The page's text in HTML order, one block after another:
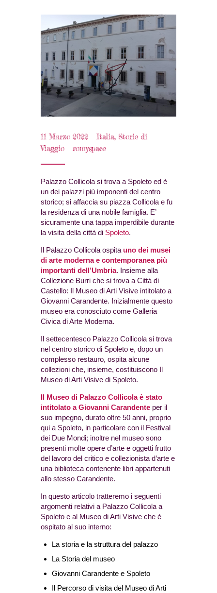
11 Marzo 2022 Italia, Storie di
Viaggio
romyspace
Palazzo Collicola si trova a Spoleto ed è
un dei palazzi più imponenti del centro
storico; si affaccia su piazza Collicola e fu
la residenza di una nobile famiglia. E’
sicuramente una tappa imperdibile durante
la visita della città di Spoleto.
Il Palazzo Collicola ospita uno dei musei
di arte moderna e contemporanea più
importanti dell’Umbria. Insieme alla
Collezione Burri che si trova a Città di
Castello: Il Museo di Arti Visive intitolato a
Giovanni Carandente. Inizialmente questo
museo era conosciuto come Galleria
Civica di Arte Moderna.
Il settecentesco Palazzo Collicola si trova
nel centro storico di Spoleto e, dopo un
complesso restauro, ospita alcune
collezioni che, insieme, costituiscono Il
Museo di Arti Visive di Spoleto.
Il Museo di Palazzo Collicola è stato
intitolato a Giovanni Carandente per il
suo impegno, durato oltre 50 anni, proprio
qui a Spoleto, in particolare con il Festival
dei Due Mondi; inoltre nel museo sono
presenti molte opere d’arte e oggetti frutto
del lavoro del critico e collezionista d’arte e
una biblioteca contenente libri appartenuti
allo stesso Carandente.
In questo articolo tratteremo i seguenti
argomenti relativi a Palazzo Collicola a
Spoleto e al Museo di Arti Visive che è
ospitato al suo interno:
La storia e la struttura del palazzo
La Storia del museo
Giovanni Carandente e Spoleto
Il Percorso di visita del Museo di Arti